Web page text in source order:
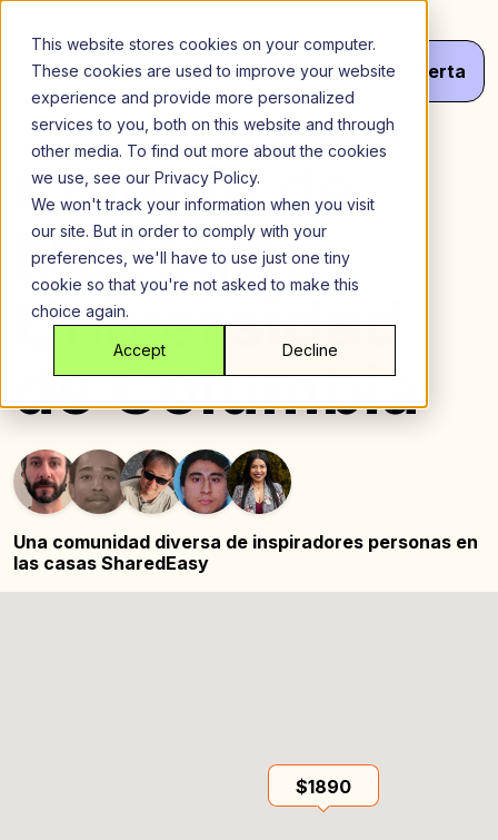
This website stores cookies on your computer.
These cookies are used to improve your website
experience and provide more personalized
services to you, both on this website and through
other media. To find out more about the cookies
we use, see our Privacy Policy.
We won't track your information when you visit
our site. But in order to comply with your
preferences, we'll have to use just one tiny
cookie so that you're not asked to make this
choice again.
Accept Decline
Saltar
contenido
Menú
¡HazTu Oferta
Colegio de
Maestros,
Universidad
de Columbia
Una comunidad diversa de inspiradores personas en
las casas SharedEasy
$1890